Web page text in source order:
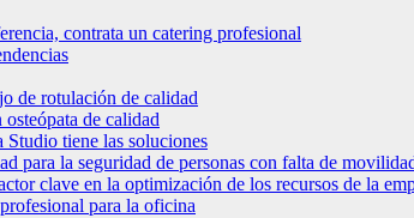
contrata un catering profesional
de rotulación de calidad
osteópata de calidad
Studio tiene las soluciones
para la seguridad de personas con falta de
clave en la optimización de los recursos de la
para la oficina